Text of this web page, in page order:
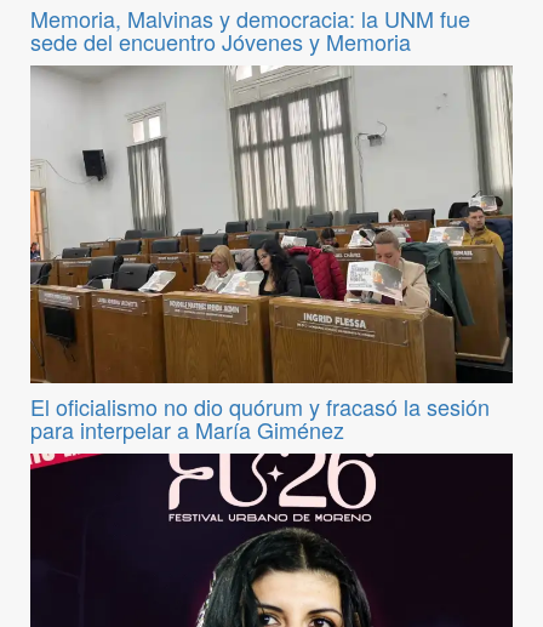
Memoria, Malvinas y democracia: la UNM fue
sede del encuentro Jóvenes y Memoria
El oficialismo no dio quórum y fracasó la sesión
para interpelar a María Giménez